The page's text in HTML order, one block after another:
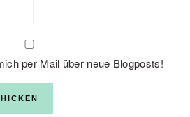
per Mail über neue Blogposts!